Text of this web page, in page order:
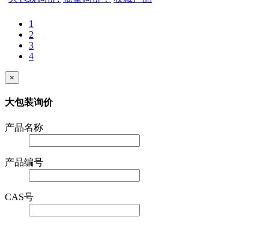
1
2
3
4
×
大包装询价
产品名称
产品编号
CAS号